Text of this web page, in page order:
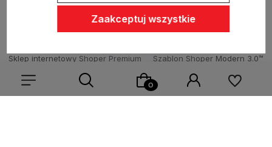
Sklep internetowy Shoper Premium
Szablon Shoper Modern 3.0™
Zaakceptuj wszystkie